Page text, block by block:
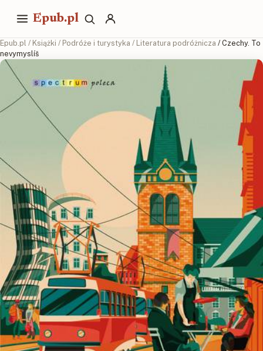
Epub.pl
Epub.pl / Książki / Podróże i turystyka / Literatura podróżnicza / Czechy. To
nevymyslíš